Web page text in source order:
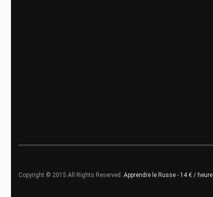
Copyright © 2015 All Rights Reserved. Apprendre le Russe - 14 € / heure